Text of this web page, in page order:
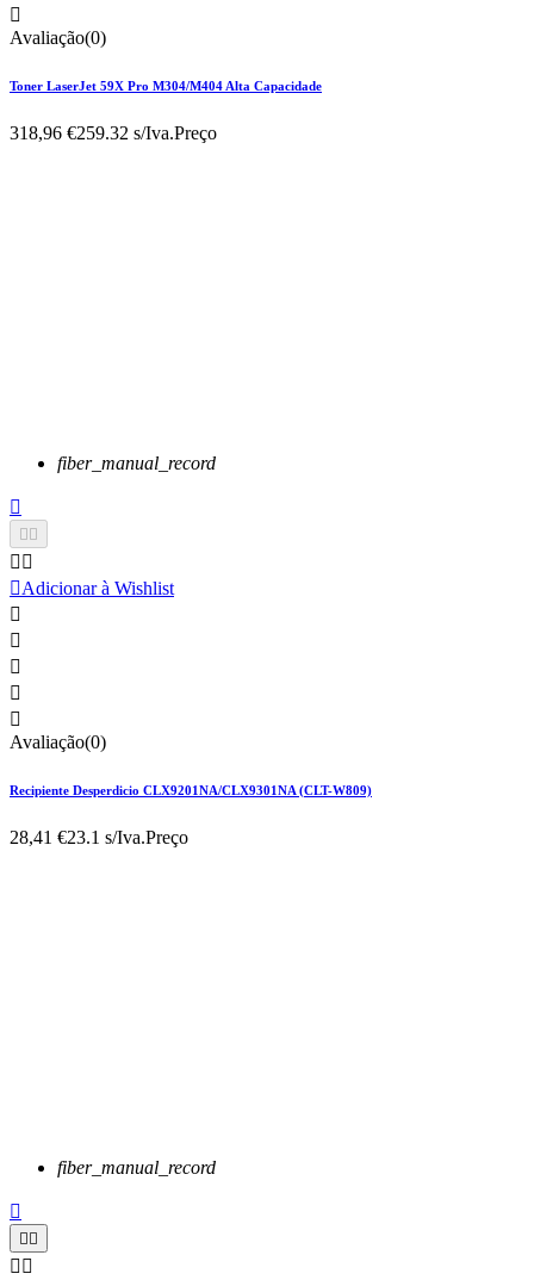

Avaliação(0)
Toner LaserJet 59X Pro M304/M404 Alta Capacidade
318,96 €259.32 s/Iva.Preço
fiber_manual_record


 
Adicionar à Wishlist





Avaliação(0)
Recipiente Desperdicio CLX9201NA/CLX9301NA (CLT-W809)
28,41 €23.1 s/Iva.Preço
fiber_manual_record


 